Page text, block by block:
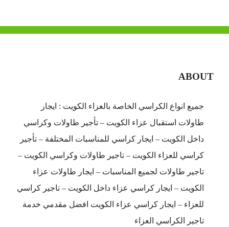
ABOUT
جميع انواع الكراسي الخاصة بالعزاء الكويت : ايجار
طاولات استقبال عزاء الكويت – تأجير طاولات وكراسي
داخل الكويت – ايجار كراسي للمناسبات المختلفة – تأجير
كراسي للعزاء الكويت – تاجير طاولات وكراسي الكويت –
تاجير طاولات لجميع المناسبات – ايجار طاولات عزاء
الكويت – ايجار كراسي عزاء داخل الكويت – تاجير كراسي
للعزاء – ايجار كراسي عزاء الكويت افضل مقدمي خدمة
تاجير الكراسي العزاء